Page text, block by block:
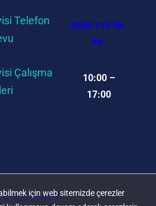
için web sitemizde çerezler
0530 115 96
94
10:00 –
17:00
WonContact